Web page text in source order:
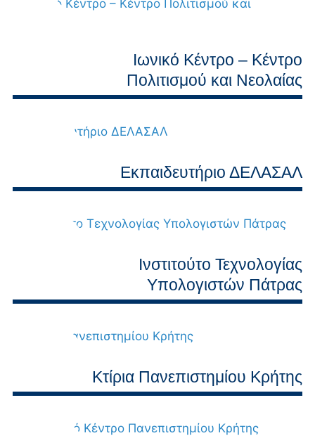
Ιωνικό Κέντρο – Κέντρο
Πολιτισμού και Νεολαίας
Εκπαιδευτήριο ΔΕΛΑΣΑΛ
Ινστιτούτο Τεχνολογίας
Υπολογιστών Πάτρας
Κτίρια Πανεπιστημίου Κρήτης